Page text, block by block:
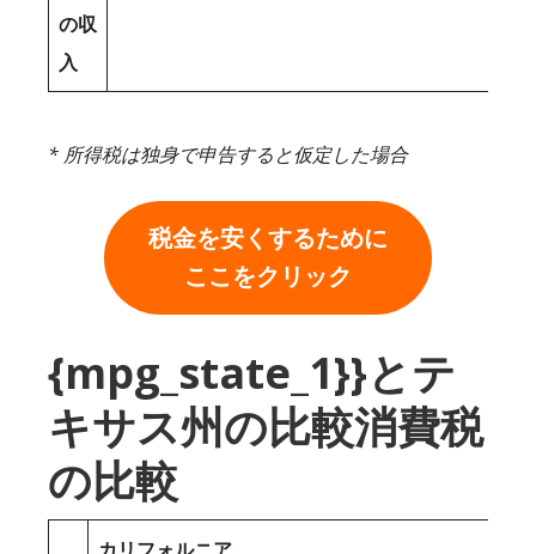
の収
入
* 所得税は独身で申告すると仮定した場合
税金を安くするために
ここをクリック
{mpg_state_1}}とテ
キサス州の比較消費税
の比較